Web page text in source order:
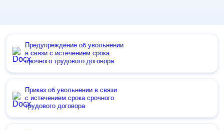
Предупреждение об увольнении
в связи с истечением срока
срочного трудового договора
Приказ об увольнении в связи
с истечением срока срочного
трудового договора